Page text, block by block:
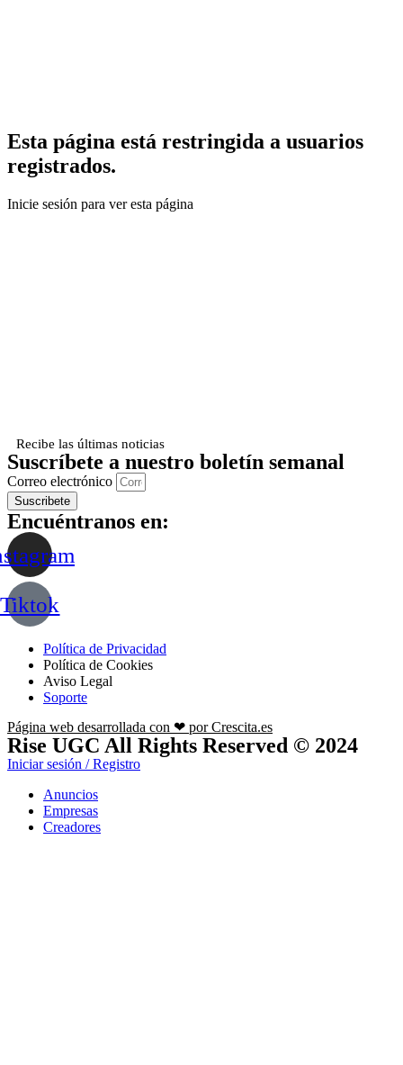
Esta página está restringida a usuarios
registrados.
Inicie sesión para ver esta página
Recibe las últimas noticias
Suscríbete a nuestro boletín semanal
Correo electrónico
Suscribete
Encuéntranos en:
Tiktok
Política de Privacidad
Política de Cookies
Aviso Legal
Soporte
Página web desarrollada con ❤ por Crescita.es
Rise UGC All Rights Reserved © 2024
Iniciar sesión / Registro
Anuncios
Empresas
Creadores